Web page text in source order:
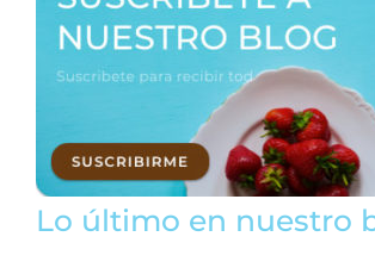
Lo último en nuestro